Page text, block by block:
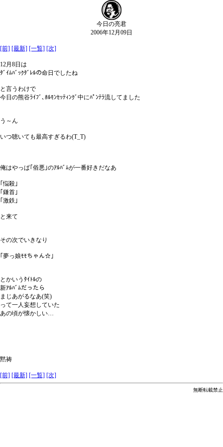
今日の亮君
2006年12月09日
[前] [最新] [一覧] [次]
12月8日は
ﾀﾞｲﾑﾊﾞｯｸﾀﾞﾚﾙの命日でしたね
と言うわけで
今日の熊谷ﾗｲﾌﾞ､ﾎﾙﾓﾝｾｯﾃｨﾝｸﾞ中にﾊﾟﾝﾃﾗ流してました
う～ん
いつ聴いても最高すぎるわ(T_T)
俺はやっぱ｢俗悪｣のｱﾙﾊﾞﾑが一番好きだなあ
｢悩殺｣
｢鎌首｣
｢激鉄｣
と来て
その次でいきなり
｢夢っ娘ﾓﾓちゃん☆｣
とかいうﾀｲﾄﾙの
新ｱﾙﾊﾞﾑだったら
まじあがるなあ(笑)
って一人妄想していた
あの頃が懐かしい…
黙祷
[前] [最新] [一覧] [次]
無断転載禁止